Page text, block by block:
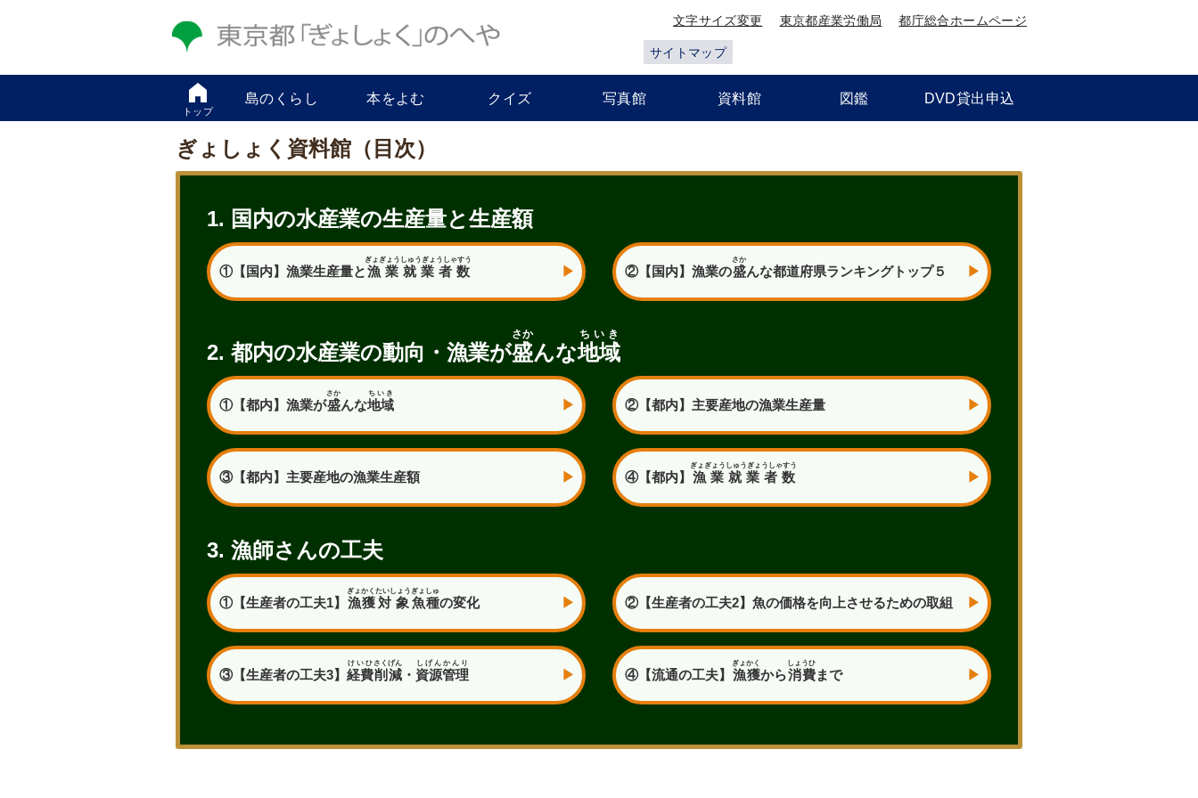
文字サイズ変更 東京都産業労働局 都庁総合ホームページ
サイトマップ
トップ
島のくらし 本をよむ クイズ 写真館 資料館 図鑑 DVD貸出申込
ぎょしょく資料館（目次）
1. 国内の水産業の生産量と生産額
①【国内】漁業生産量と漁業
ぎょぎょう
就業者数
しゅうぎょうしゃすう
②【国内】漁業の盛
さか
んな都道府県ランキングトップ５
2. 都内の水産業の動向・漁業が盛
さか
んな地域
ちいき
①【都内】漁業が盛
さか
んな地域
ちいき
②【都内】主要産地の漁業生産量
③【都内】主要産地の漁業生産額 ④【都内】 漁業
ぎょぎょう
就業者数
しゅうぎょうしゃすう
3. 漁師さんの工夫
①【生産者の工夫1】 漁獲
ぎょかく
対象
たいしょう
魚種
ぎょしゅ
の変化 ②【生産者の工夫2】魚の価格を向上させるための取組
③【生産者の工夫3】 経費
けいひ
削減
さくげん
・ 資源
しげん
管理
かんり
④【流通の工夫】 漁獲
ぎょかく
から消費
しょうひ
まで